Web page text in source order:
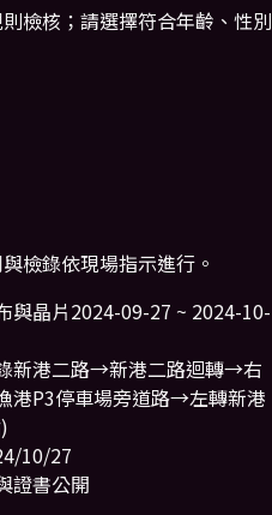
檢核；請選擇符合年齡、性別
檢錄依現場指示進行。
與晶片2024-09-27 ~ 2024-10-
新港二路→新港二路迴轉→右
港P3停車場旁道路→左轉新港
10/27
證書公開